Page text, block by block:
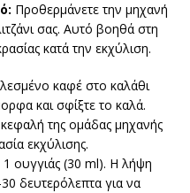
Προθερμάνετε την μηχανή
σας. Αυτό βοηθά στη
κατά την εκχύλιση.
καφέ στο καλάθι
και σφίξτε το καλά.
της ομάδας μηχανής
εκχύλισης.
ουγγιάς (30 ml). Η λήψη
δευτερόλεπτα για να